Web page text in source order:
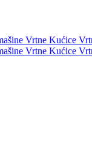
Vrtne Kućice
Vrtne Kućice